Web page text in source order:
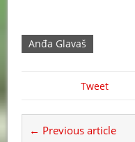
Anđa Glavaš
Tweet
← Previous article